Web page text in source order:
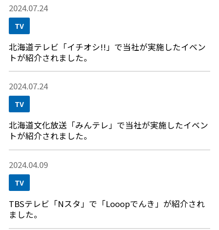
2024.07.24
TV
北海道テレビ「イチオシ!!」で当社が実施したイベン
トが紹介されました。
2024.07.24
TV
北海道文化放送「みんテレ」で当社が実施したイベン
トが紹介されました。
2024.04.09
TV
TBSテレビ「Nスタ」で「Looopでんき」が紹介され
ました。